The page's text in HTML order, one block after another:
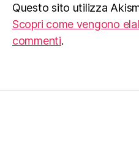
Questo sito utilizza
Scopri come vengono
commenti.